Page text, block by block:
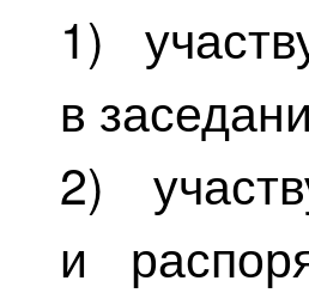
1)
в
2)
и